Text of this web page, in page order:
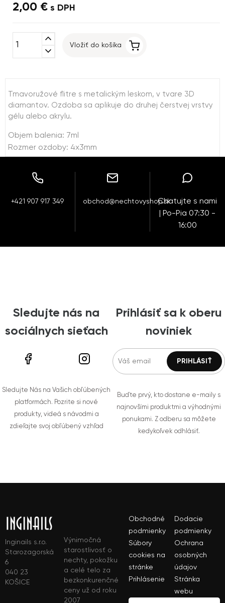
2,00 € s DPH
expand_less
expand_more
Vložiť do košíka
Tmavoružové flitre s metalickým leskom, v tvare 3D
diamantov. Ozdoba sa aplikuje do druhej čerstvej vrstvy
gélu alebo akrylu.
Objem balenia: 7ml
Rozmer ozdoby: 4x3mm
+421 907 917 349 obchod@nechtovyshop.skChatujte s nami
| Po-Pia 07:30 -
16:00
Sledujte nás na
sociálnych sieťach
Sledujte Nás na Vašich obľúbených
platformách. Pozrite si nové
produkty, videá s návodmi a
zdieľajte svoj obľúbený vzhľad
Prihlásiť sa k oberu
noviniek
Buďte prvý, kto dostane e-maily s
najnovšími produktmi a výhodnými
ponukami. Z odberu sa môžete
kedykoľvek odhlásiť.
Inginails s.r.o.
Starozagorská
6
040 23
KOŠICE
Výnimočná
starostlivosť o
nechty, pokožku
a celé telo za
bezkonkurenčné
ceny už od roku
2007
Obchodné
podmienky
Dodacie
podmienky
Súbory
cookies na
stránke
Ochrana
osobných
údajov
Prihlásenie
Stránka
webu